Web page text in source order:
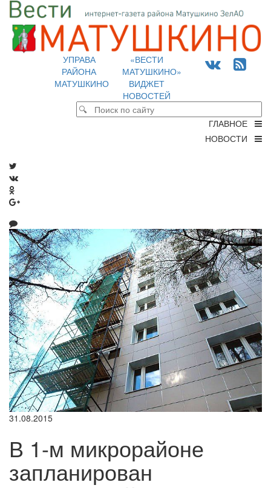
УПРАВА
РАЙОНА
МАТУШКИНО
«ВЕСТИ
МАТУШКИНО»
ВИДЖЕТ
НОВОСТЕЙ
ГЛАВНОЕ
НОВОСТИ
31.08.2015
В 1-м микрорайоне
запланирован